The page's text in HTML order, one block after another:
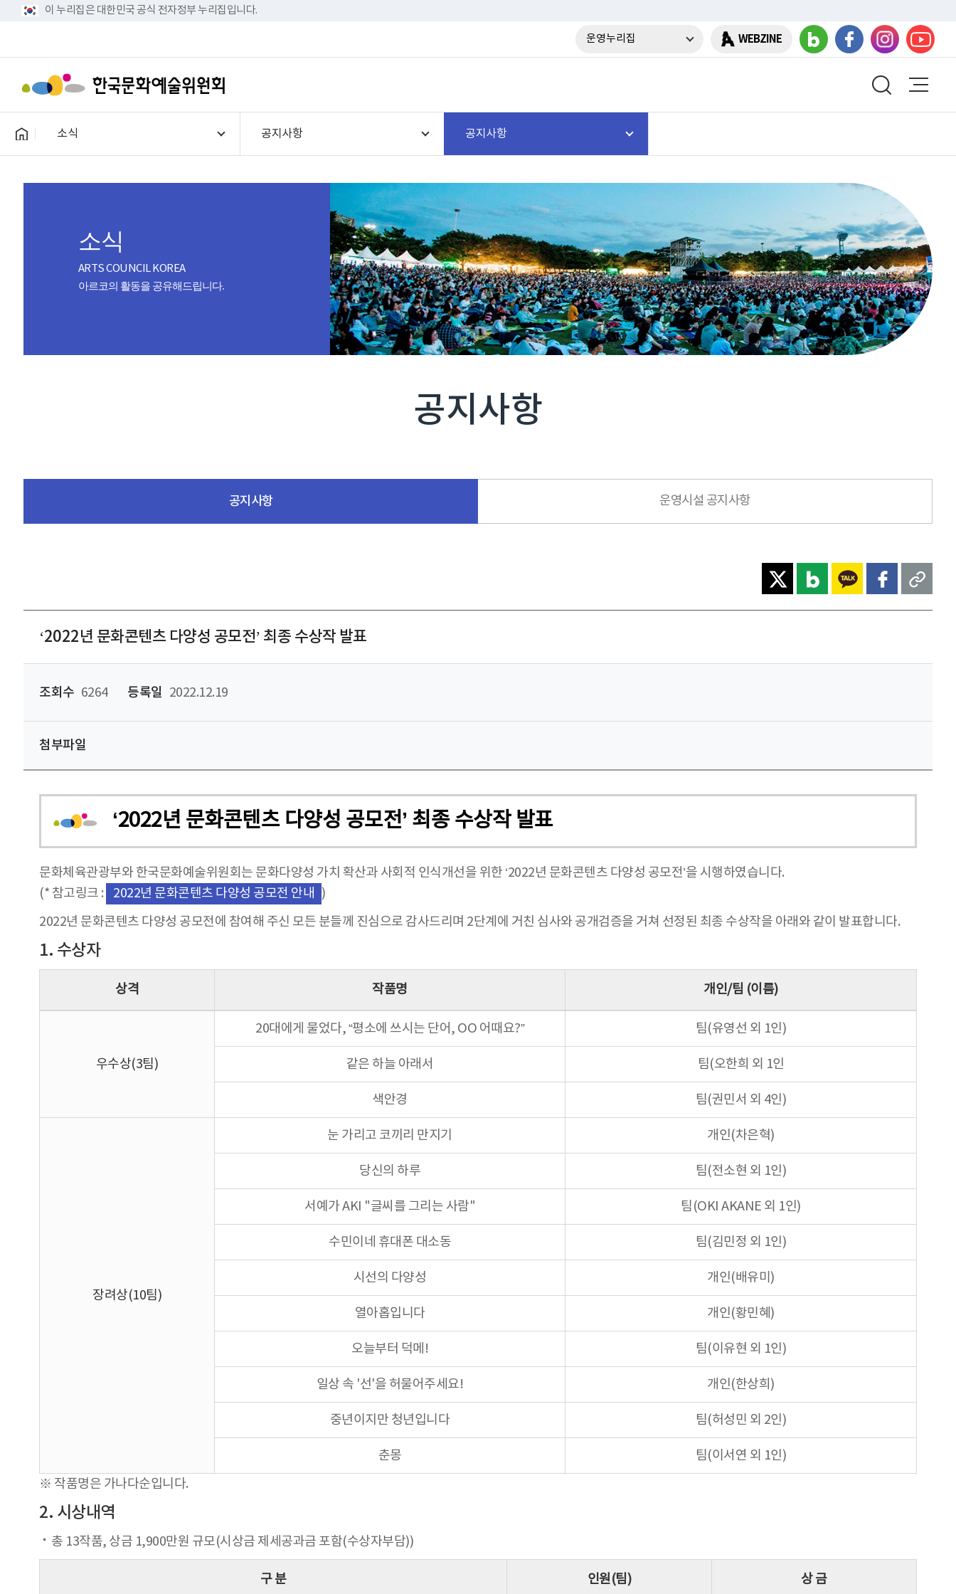
이 누리집은 대한민국 공식 전자정부 누리집입니다.
운영누리집 WEBZINE
소식 공지사항 공지사항
소식
ARTS COUNCIL KOREA
아르코의 활동을 공유해드립니다.
공지사항
공지사항 운영시설 공지사항
‘2022년 문화콘텐츠 다양성 공모전’ 최종 수상작 발표
조회수 6264 등록일 2022.12.19
첨부파일
‘2022년 문화콘텐츠 다양성 공모전’ 최종 수상작 발표
문화체육관광부와 한국문화예술위원회는 문화다양성 가치 확산과 사회적 인식개선을 위한 ‘2022년 문화콘텐츠 다양성 공모전’을 시행하였습니다.
(* 참고링크 :
2022년 문화콘텐츠 다양성 공모전 안내
)
2022년 문화콘텐츠 다양성 공모전에 참여해 주신 모든 분들께 진심으로 감사드리며 2단계에 거친 심사와 공개검증을 거쳐 선정된 최종 수상작을 아래와 같이 발표합니다.
1. 수상자
상격 작품명 개인/팀 (이름)
우수상(3팀)
20대에게 물었다, “평소에 쓰시는 단어, OO 어때요?” 팀(유영선 외 1인)
같은 하늘 아래서 팀(오한희 외 1인
색안경 팀(권민서 외 4인)
장려상(10팀)
눈 가리고 코끼리 만지기 개인(차은혁)
당신의 하루 팀(전소현 외 1인)
서예가 AKI "글씨를 그리는 사람" 팀(OKI AKANE 외 1인)
수민이네 휴대폰 대소동 팀(김민정 외 1인)
시선의 다양성 개인(배유미)
열아홉입니다 개인(황민혜)
오늘부터 덕메! 팀(이유현 외 1인)
일상 속 '선'을 허물어주세요! 개인(한상희)
중년이지만 청년입니다 팀(허성민 외 2인)
춘몽
팀(이서연 외 1인)
※ 작품명은 가나다순입니다.
2. 시상내역
총 13작품, 상금 1,900만원 규모(시상금 제세공과금 포함(수상자부담))
구 분 인원(팀) 상 금